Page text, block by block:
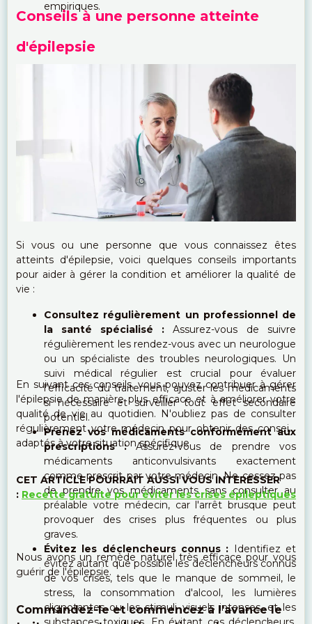
empiriques.
Conseils à une personne atteinte
d'épilepsie
Si vous ou une personne que vous connaissez êtes
atteints d'épilepsie, voici quelques conseils importants
pour aider à gérer la condition et améliorer la qualité de
vie :
Consultez régulièrement un professionnel de
la santé spécialisé : Assurez-vous de suivre
régulièrement les rendez-vous avec un neurologue
ou un spécialiste des troubles neurologiques. Un
suivi médical régulier est crucial pour évaluer
l'efficacité du traitement, ajuster les médicaments
si nécessaire et surveiller tout effet secondaire
potentiel.
Prenez vos médicaments conformément aux
prescriptions :Assurez-vous de prendre vos
médicaments anticonvulsivants exactement
comme prescrit par votre médecin. Ne cessez pas
de prendre vos médicaments sans consulter au
préalable votre médecin, car l'arrêt brusque peut
provoquer des crises plus fréquentes ou plus
graves.
Évitez les déclencheurs connus : Identifiez et
évitez autant que possible les déclencheurs connus
de vos crises, tels que le manque de sommeil, le
stress, la consommation d'alcool, les lumières
clignotantes ou les stimuli visuels intenses, et les
En suivant ces conseils, vous pouvez contribuer à gérer
l'épilepsie de manière plus efficace et à améliorer votre
qualité de vie au quotidien. N'oubliez pas de consulter
régulièrement votre médecin pour obtenir des conseils
adaptés à votre situation spécifique.
CET ARTICLE POURRAIT AUSSI VOUS INTERESSER
: Recette gratuite pour éviter les crises épileptiques
Nous avons un remède naturel très efficace pour vous
guérir de l'épilepsie.
Commandez-le et commencez à l'avance le